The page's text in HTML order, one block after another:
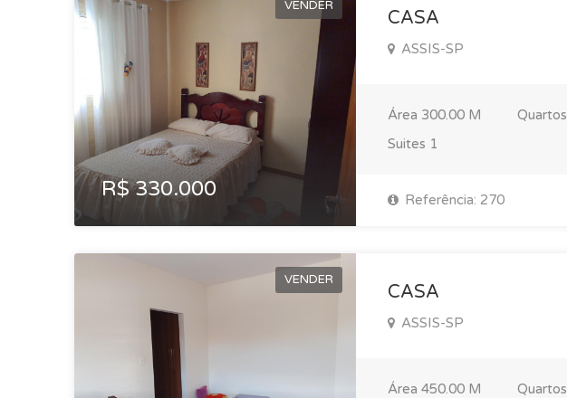
VENDER
R$ 330.000
CASA
ASSIS-SP
Área 300.00 M Quartos
Suites 1
Referência: 270
VENDER
CASA
ASSIS-SP
Área 450.00 M Quartos